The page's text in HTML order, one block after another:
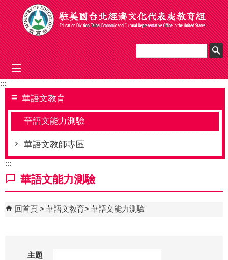
跳到主要內容區塊
mobile_menu
:::
華語文教育
華語文能力測驗
華語文教師專區
:::
華語文能力測驗
回首頁 華語文教育 華語文能力測驗
主題